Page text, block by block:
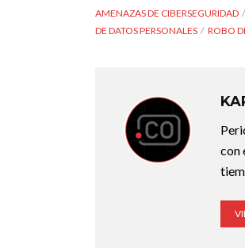
AMENAZAS DE CIBERSEGURIDAD
DE DATOS PERSONALES
ROBO
con